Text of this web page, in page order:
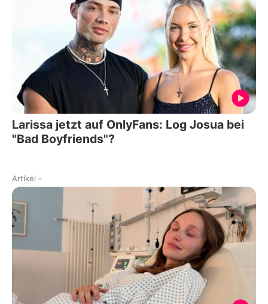
Larissa jetzt auf OnlyFans: Log Josua bei
"Bad Boyfriends"?
Artikel -